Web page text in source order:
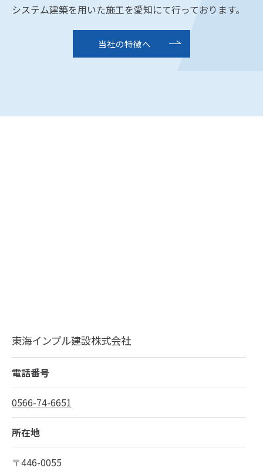
システム建築を用いた施工を愛知にて行っております。
当社の特徴へ
東海インプル建設株式会社
電話番号
0566-74-6651
所在地
〒446-0055